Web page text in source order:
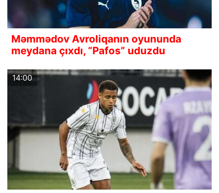
Məmmədov Avroliqanın oyununda
meydana çıxdı, “Pafos” uduzdu
14:00